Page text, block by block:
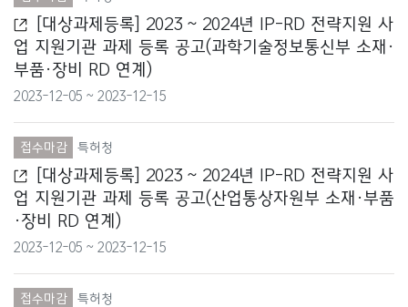
방송통신위원회
법제처
[대상과제등록] 2023 ~ 2024년 IP-RD 전략지원 사
업 지원기관 과제 등록 공고(과학기술정보통신부 소재·
부품·장비 RD 연계)
2023-12-05 ~ 2023-12-15
접수마감 특허청
[대상과제등록] 2023 ~ 2024년 IP-RD 전략지원 사
업 지원기관 과제 등록 공고(산업통상자원부 소재·부품
·장비 RD 연계)
2023-12-05 ~ 2023-12-15
접수마감 특허청